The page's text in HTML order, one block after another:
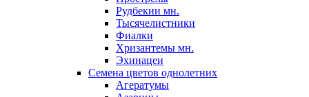
Рудбекии мн.
Тысячелистники
Фиалки
Хризантемы мн.
Эхинацеи
Семена цветов однолетних
Агератумы